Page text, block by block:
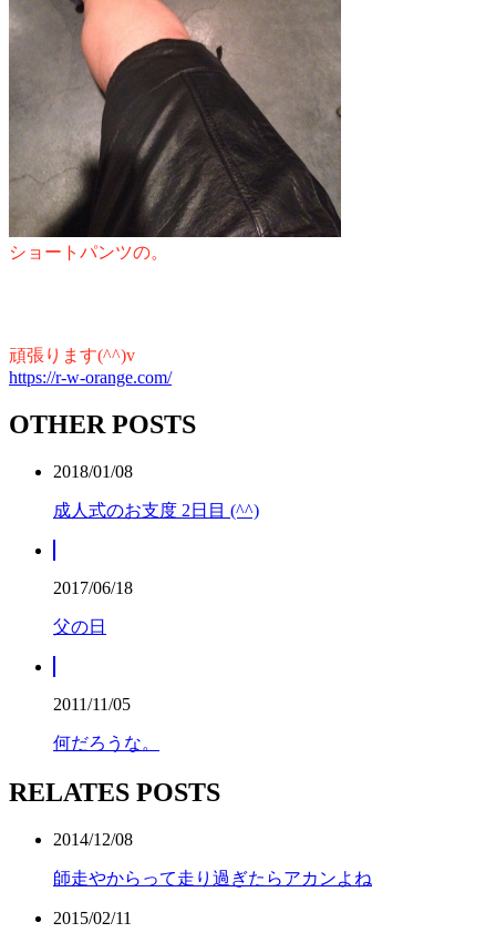
ショートパンツの。
頑張ります(^^)v
https://r-w-orange.com/
OTHER POSTS
2018/01/08
成人式のお支度 2日目 (^^)
2017/06/18
父の日
2011/11/05
何だろうな。
RELATES POSTS
2014/12/08
師走やからって走り過ぎたらアカンよね
2015/02/11